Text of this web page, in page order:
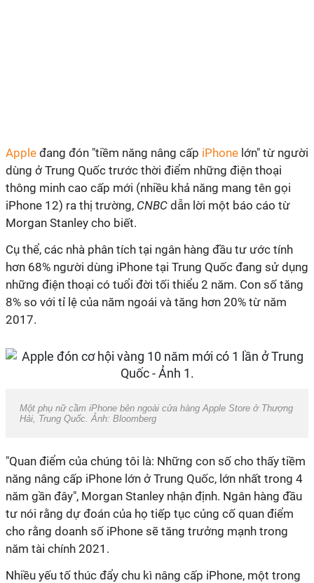
Apple đang đón "tiềm năng nâng cấp iPhone lớn" từ người
dùng ở Trung Quốc trước thời điểm những điện thoại
thông minh cao cấp mới (nhiều khả năng mang tên gọi
iPhone 12) ra thị trường, CNBC dẫn lời một báo cáo từ
Morgan Stanley cho biết.
Cụ thể, các nhà phân tích tại ngân hàng đầu tư ước tính
hơn 68% người dùng iPhone tại Trung Quốc đang sử dụng
những điện thoại có tuổi đời tối thiểu 2 năm. Con số tăng
8% so với tỉ lệ của năm ngoái và tăng hơn 20% từ năm
2017.
Một phụ nữ cầm iPhone bên ngoài cửa hàng Apple Store ở Thượng
Hải, Trung Quốc. Ảnh: Bloomberg
"Quan điểm của chúng tôi là: Những con số cho thấy tiềm
năng nâng cấp iPhone lớn ở Trung Quốc, lớn nhất trong 4
năm gần đây", Morgan Stanley nhận định. Ngân hàng đầu
tư nói rằng dự đoán của họ tiếp tục củng cố quan điểm
cho rằng doanh số iPhone sẽ tăng trưởng mạnh trong
năm tài chính 2021.
Nhiều yếu tố thúc đẩy chu kì nâng cấp iPhone, một trong